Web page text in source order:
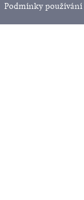
Podmínky používání